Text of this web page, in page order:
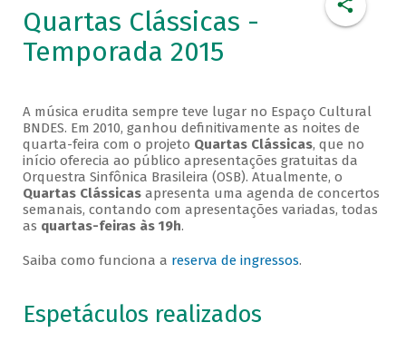
Quartas Clássicas -
Temporada 2015
A música erudita sempre teve lugar no Espaço Cultural
BNDES. Em 2010, ganhou definitivamente as noites de
quarta-feira com o projeto Quartas Clássicas, que no
início oferecia ao público apresentações gratuitas da
Orquestra Sinfônica Brasileira (OSB). Atualmente, o
Quartas Clássicasapresenta uma agenda de concertos
semanais, contando com apresentações variadas, todas
as quartas-feiras às 19h.
Saiba como funciona a reserva de ingressos.
Espetáculos realizados